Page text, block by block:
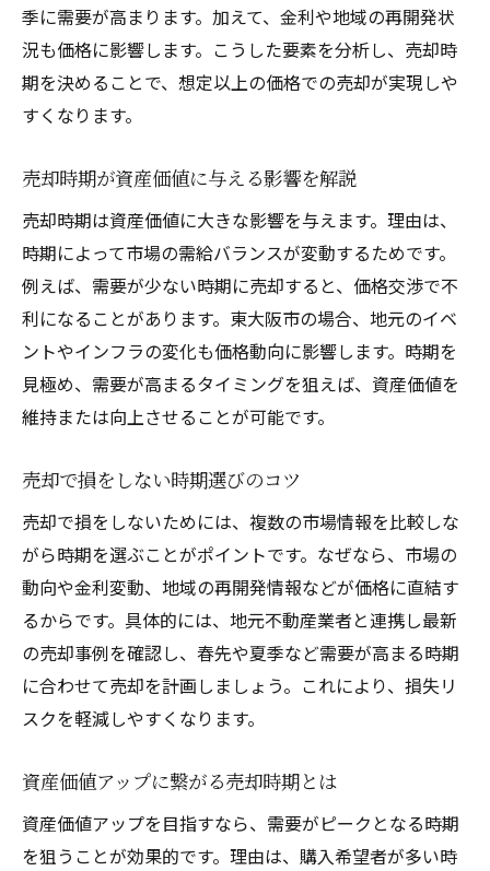
季に需要が高まります。加えて、金利や地域の再開発状
況も価格に影響します。こうした要素を分析し、売却時
期を決めることで、想定以上の価格での売却が実現しや
すくなります。
売却時期が資産価値に与える影響を解説
売却時期は資産価値に大きな影響を与えます。理由は、
時期によって市場の需給バランスが変動するためです。
例えば、需要が少ない時期に売却すると、価格交渉で不
利になることがあります。東大阪市の場合、地元のイベ
ントやインフラの変化も価格動向に影響します。時期を
見極め、需要が高まるタイミングを狙えば、資産価値を
維持または向上させることが可能です。
売却で損をしない時期選びのコツ
売却で損をしないためには、複数の市場情報を比較しな
がら時期を選ぶことがポイントです。なぜなら、市場の
動向や金利変動、地域の再開発情報などが価格に直結す
るからです。具体的には、地元不動産業者と連携し最新
の売却事例を確認し、春先や夏季など需要が高まる時期
に合わせて売却を計画しましょう。これにより、損失リ
スクを軽減しやすくなります。
資産価値アップに繋がる売却時期とは
資産価値アップを目指すなら、需要がピークとなる時期
を狙うことが効果的です。理由は、購入希望者が多い時